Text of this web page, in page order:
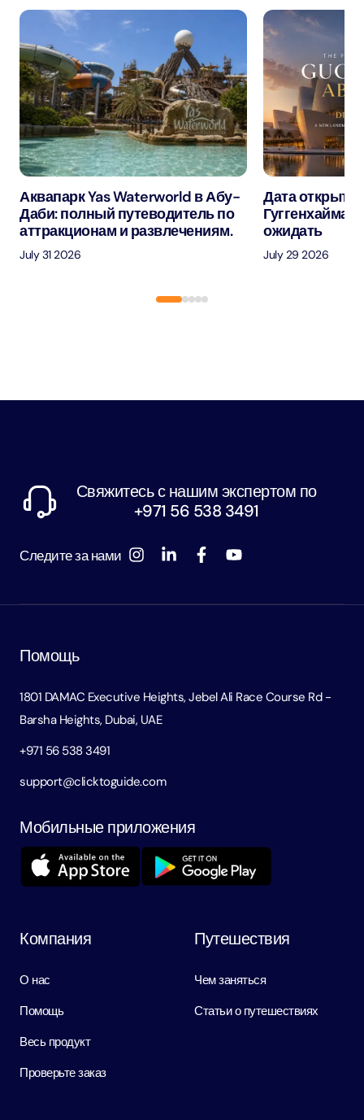
Аквапарк Yas Waterworld в Абу-
Даби: полный путеводитель по
аттракционам и развлечениям.
July 31 2026
Дата
Гуггенхайма
ожидать
July 29 2026
Свяжитесь с нашим экспертом по
+971 56 538 3491
Следите за нами
Помощь
1801 DAMAC Executive Heights, Jebel Ali Race Course Rd -
Barsha Heights, Dubai, UAE
+971 56 538 3491
support@clicktoguide.com
Мобильные приложения
Компания
О нас
Помощь
Весь продукт
Проверьте заказ
Путешествия
Чем заняться
Статьи о путешествиях